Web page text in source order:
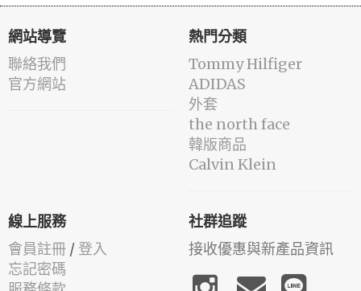
網站導覽
聯絡我們
官方網站
熱門分類
Tommy Hilfiger
ADIDAS
外套
the north face
韓版商品
Calvin Klein
線上服務
會員註冊 / 登入
忘記密碼
社群追蹤
接收優惠與新產品資訊